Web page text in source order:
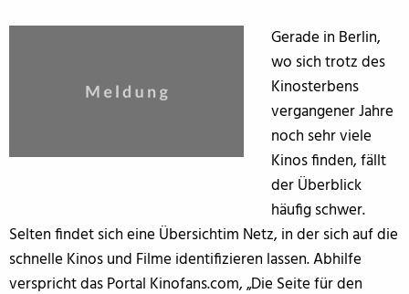
Gerade in Berlin,
wo sich trotz des
Kinosterbens
vergangener Jahre
noch sehr viele
Kinos finden, fällt
der Überblick
häufig schwer.
Selten findet sich eine Übersichtim Netz, in der sich auf die
schnelle Kinos und Filme identifizieren lassen. Abhilfe
verspricht das Portal Kinofans.com, „Die Seite für den